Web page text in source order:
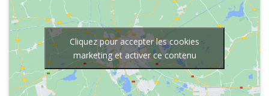
Cliquez pour accepter les cookies
marketing et activer ce contenu